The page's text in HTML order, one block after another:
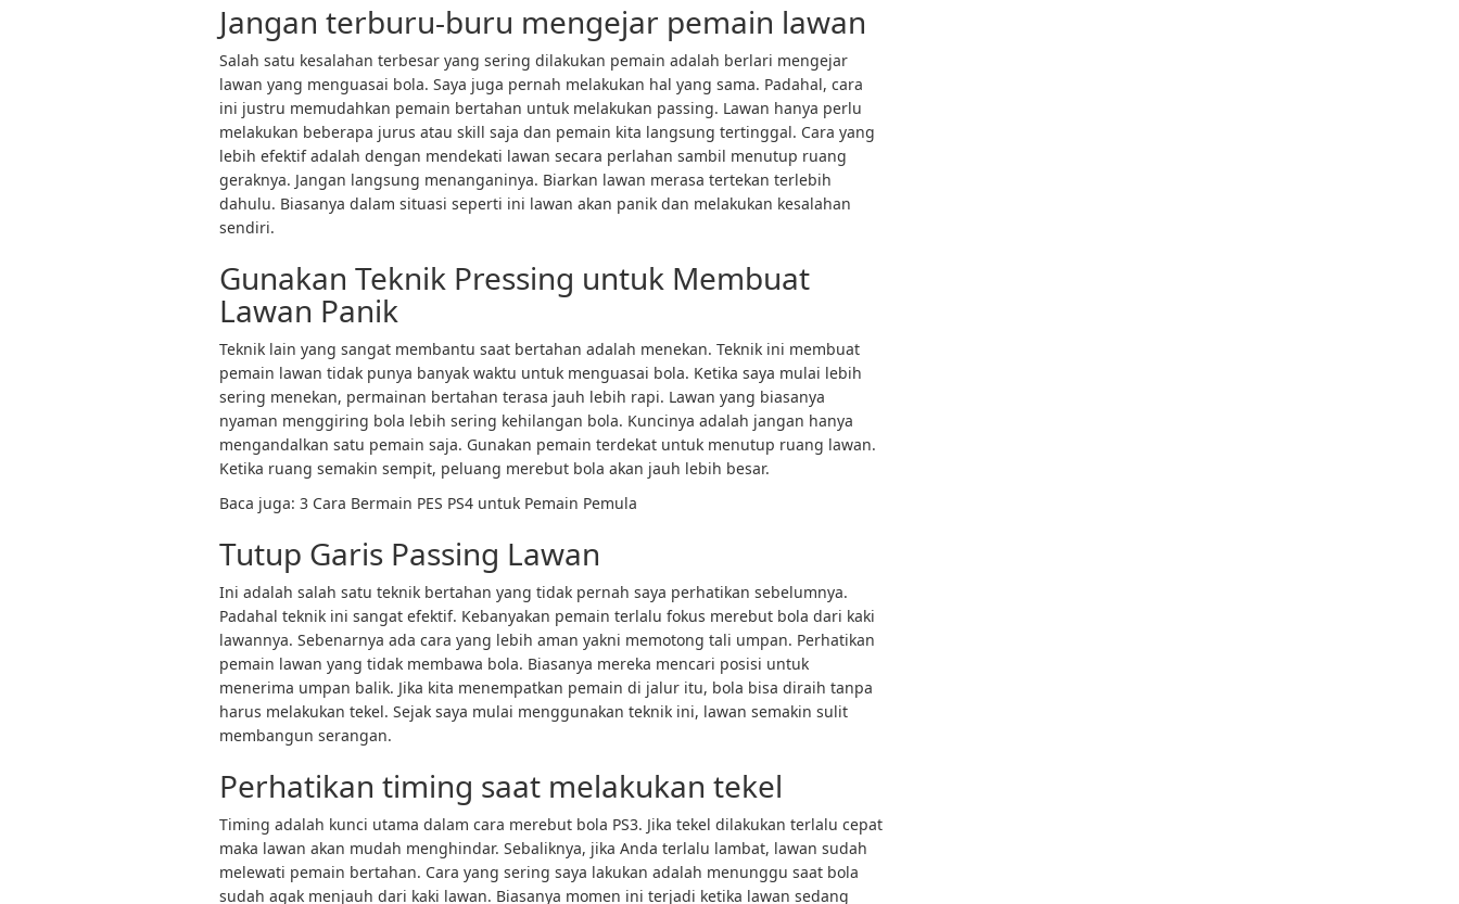
Jangan terburu-buru mengejar pemain lawan
Salah satu kesalahan terbesar yang sering dilakukan pemain adalah berlari mengejar
lawan yang menguasai bola. Saya juga pernah melakukan hal yang sama. Padahal, cara
ini justru memudahkan pemain bertahan untuk melakukan passing. Lawan hanya perlu
melakukan beberapa jurus atau skill saja dan pemain kita langsung tertinggal. Cara yang
lebih efektif adalah dengan mendekati lawan secara perlahan sambil menutup ruang
geraknya. Jangan langsung menanganinya. Biarkan lawan merasa tertekan terlebih
dahulu. Biasanya dalam situasi seperti ini lawan akan panik dan melakukan kesalahan
sendiri.
Gunakan Teknik Pressing untuk Membuat
Lawan Panik
Teknik lain yang sangat membantu saat bertahan adalah menekan. Teknik ini membuat
pemain lawan tidak punya banyak waktu untuk menguasai bola. Ketika saya mulai lebih
sering menekan, permainan bertahan terasa jauh lebih rapi. Lawan yang biasanya
nyaman menggiring bola lebih sering kehilangan bola. Kuncinya adalah jangan hanya
mengandalkan satu pemain saja. Gunakan pemain terdekat untuk menutup ruang lawan.
Ketika ruang semakin sempit, peluang merebut bola akan jauh lebih besar.
Baca juga: 3 Cara Bermain PES PS4 untuk Pemain Pemula
Tutup Garis Passing Lawan
Ini adalah salah satu teknik bertahan yang tidak pernah saya perhatikan sebelumnya.
Padahal teknik ini sangat efektif. Kebanyakan pemain terlalu fokus merebut bola dari kaki
lawannya. Sebenarnya ada cara yang lebih aman yakni memotong tali umpan. Perhatikan
pemain lawan yang tidak membawa bola. Biasanya mereka mencari posisi untuk
menerima umpan balik. Jika kita menempatkan pemain di jalur itu, bola bisa diraih tanpa
harus melakukan tekel. Sejak saya mulai menggunakan teknik ini, lawan semakin sulit
membangun serangan.
Perhatikan timing saat melakukan tekel
Timing adalah kunci utama dalam cara merebut bola PS3. Jika tekel dilakukan terlalu cepat
maka lawan akan mudah menghindar. Sebaliknya, jika Anda terlalu lambat, lawan sudah
melewati pemain bertahan. Cara yang sering saya lakukan adalah menunggu saat bola
sudah agak menjauh dari kaki lawan. Biasanya momen ini terjadi ketika lawan sedang